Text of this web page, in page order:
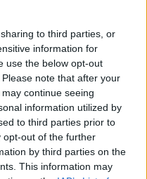
to third parties, or
information for
use the below opt-out
note that after your
continue seeing
information utilized by
to third parties prior to
opt-out of the further
by third parties on the
This information may
Rijkaard,Hans van
Rudi Völler,φτύσιμο